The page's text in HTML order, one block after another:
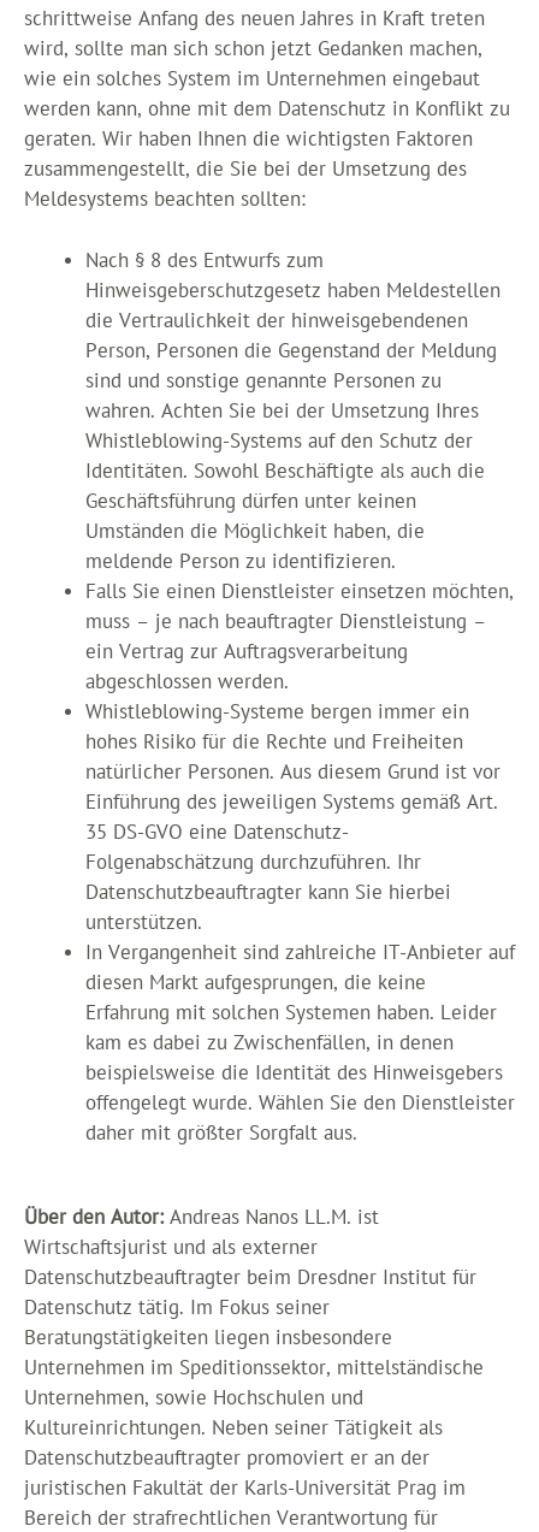
schrittweise Anfang des neuen Jahres in Kraft treten
wird, sollte man sich schon jetzt Gedanken machen,
wie ein solches System im Unternehmen eingebaut
werden kann, ohne mit dem Datenschutz in Konflikt zu
geraten. Wir haben Ihnen die wichtigsten Faktoren
zusammengestellt, die Sie bei der Umsetzung des
Meldesystems beachten sollten:
Nach § 8 des Entwurfs zum
Hinweisgeberschutzgesetz haben Meldestellen
die Vertraulichkeit der hinweisgebendenen
Person, Personen die Gegenstand der Meldung
sind und sonstige genannte Personen zu
wahren. Achten Sie bei der Umsetzung Ihres
Whistleblowing-Systems auf den Schutz der
Identitäten. Sowohl Beschäftigte als auch die
Geschäftsführung dürfen unter keinen
Umständen die Möglichkeit haben, die
meldende Person zu identifizieren.
Falls Sie einen Dienstleister einsetzen möchten,
muss – je nach beauftragter Dienstleistung –
ein Vertrag zur Auftragsverarbeitung
abgeschlossen werden.
Whistleblowing-Systeme bergen immer ein
hohes Risiko für die Rechte und Freiheiten
natürlicher Personen. Aus diesem Grund ist vor
Einführung des jeweiligen Systems gemäß Art.
35 DS-GVO eine Datenschutz-
Folgenabschätzung durchzuführen. Ihr
Datenschutzbeauftragter kann Sie hierbei
unterstützen.
In Vergangenheit sind zahlreiche IT-Anbieter auf
diesen Markt aufgesprungen, die keine
Erfahrung mit solchen Systemen haben. Leider
kam es dabei zu Zwischenfällen, in denen
beispielsweise die Identität des Hinweisgebers
offengelegt wurde. Wählen Sie den Dienstleister
daher mit größter Sorgfalt aus.
Über den Autor:Andreas Nanos LL.M. ist
Wirtschaftsjurist und als externer
Datenschutzbeauftragter beim Dresdner Institut für
Datenschutz tätig. Im Fokus seiner
Beratungstätigkeiten liegen insbesondere
Unternehmen im Speditionssektor, mittelständische
Unternehmen, sowie Hochschulen und
Kultureinrichtungen. Neben seiner Tätigkeit als
Datenschutzbeauftragter promoviert er an der
juristischen Fakultät der Karls-Universität Prag im
Bereich der strafrechtlichen Verantwortung für